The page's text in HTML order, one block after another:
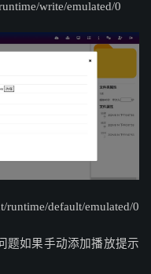
write/emulated/0
runtime/default/emulated/0
题如果手动添加播放提示